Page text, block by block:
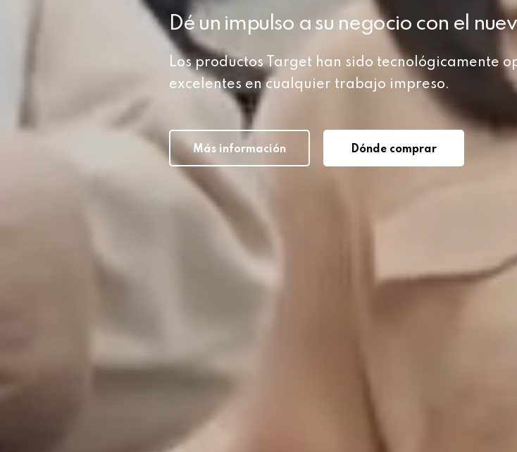
Dé un impulso a su negocio con el
Los productos Target han sido tecnológicamente
excelentes en cualquier trabajo impreso.
Más información Dónde comprar